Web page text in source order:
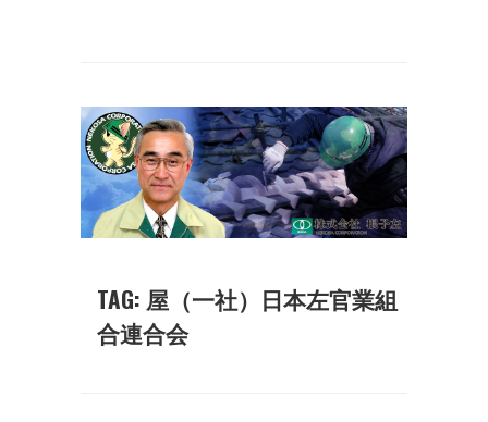
TAG: 屋（一社）日本左官業組
合連合会